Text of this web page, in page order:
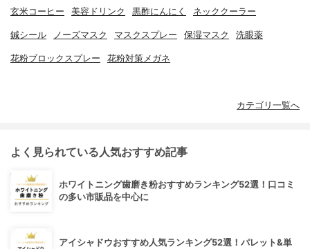
玄米コーヒー 美容ドリンク 黒酢にんにく ネッククーラー
鍼シール ノーズマスク マスクスプレー 保湿マスク 洗眼薬
花粉ブロックスプレー 花粉対策メガネ
カテゴリ一覧へ
よく見られている人気おすすめ記事
ホワイトニング歯磨き粉おすすめランキング52選！口コミ
の多い市販品を中心に
アイシャドウおすすめ人気ランキング52選！パレット&単